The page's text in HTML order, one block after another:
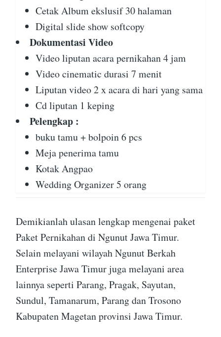
Cetak Album ekslusif 30 halaman
Digital slide show softcopy
Dokumentasi Video
Video liputan acara pernikahan 4 jam
Video cinematic durasi 7 menit
Liputan video 2 x acara di hari yang sama
Cd liputan 1 keping
Pelengkap :
buku tamu + bolpoin 6 pcs
Meja penerima tamu
Kotak Angpao
Wedding Organizer 5 orang
Demikianlah ulasan lengkap mengenai paket
Paket Pernikahan di Ngunut Jawa Timur.
Selain melayani wilayah Ngunut Berkah
Enterprise Jawa Timur juga melayani area
lainnya seperti Parang, Pragak, Sayutan,
Sundul, Tamanarum, Parang dan Trosono
Kabupaten Magetan provinsi Jawa Timur.